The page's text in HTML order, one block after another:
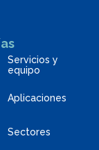
Servicios y
equipo
Aplicaciones
Sectores